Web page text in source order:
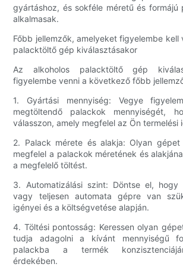
gyártáshoz, és sokféle méretű és formájú
alkalmasak.
Főbb jellemzők, amelyeket figyelembe kell
palacktöltő gép kiválasztásakor
Az alkoholos palacktöltő gép
figyelembe venni a következő főbb
1. Gyártási mennyiség: Vegye
megtöltendő palackok mennyiségét,
válasszon, amely megfelel az Ön termelési
2. Palack mérete és alakja: Olyan gépet
megfelel a palackok méretének és
a megfelelő töltést.
3. Automatizálási szint: Döntse el, hogy
vagy teljesen automata gépre van
igényei és a költségvetése alapján.
4. Töltési pontosság: Keressen olyan
tudja adagolni a kívánt mennyiségű
palackba a termék
érdekében.